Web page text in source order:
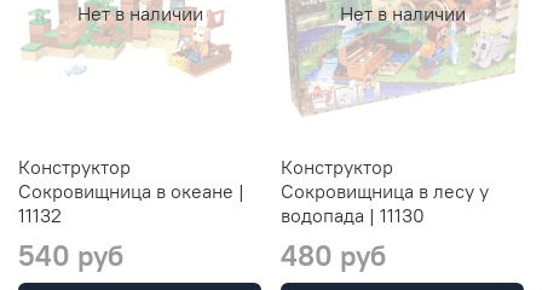
Нет в наличии
Конструктор
Сокровищница в океане |
11132
540 руб
Нет в наличии
Конструктор
Сокровищница в лесу у
водопада | 11130
480 руб